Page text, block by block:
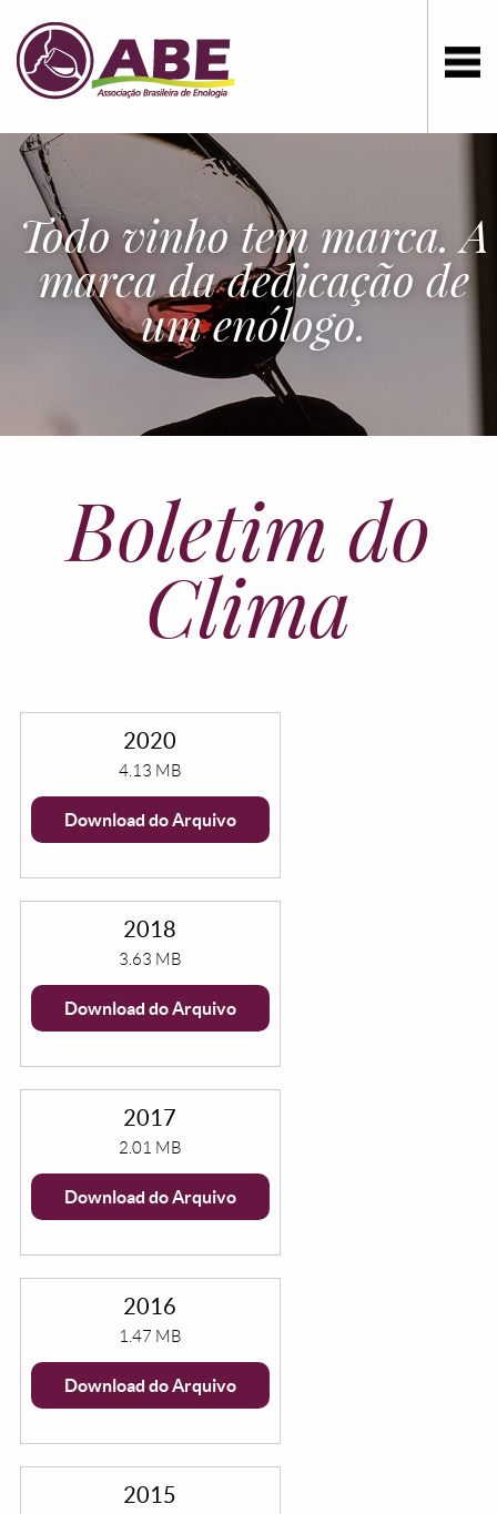
Todo vinho tem marca. A
marca da dedicação de
um enólogo.
Boletim do
Clima
2020
4.13 MB
Download do Arquivo
2018
3.63 MB
Download do Arquivo
2017
2.01 MB
Download do Arquivo
2016
1.47 MB
Download do Arquivo
2015